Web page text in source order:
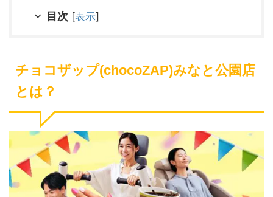
目次 [表示]
チョコザップ(chocoZAP)みなと公園店
とは？